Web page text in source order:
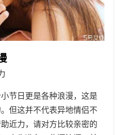
节日更是各种浪漫，这是
但这并不代表异地情侣不
近力，请对方比较亲密的